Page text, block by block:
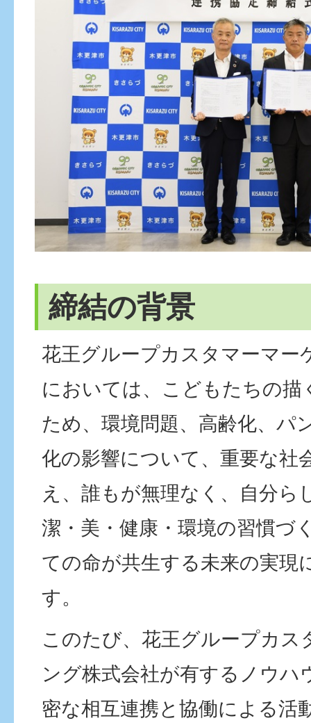
締結の背景
花王グループカスタマーマー
においては、こどもたちの描
ため、環境問題、高齢化、パ
化の影響について、重要な社
え、誰もが無理なく、自分ら
潔・美・健康・環境の習慣づ
ての命が共生する未来の実現
す。
このたび、花王グループカス
ング株式会社が有するノウハ
密な相互連携と協働による活